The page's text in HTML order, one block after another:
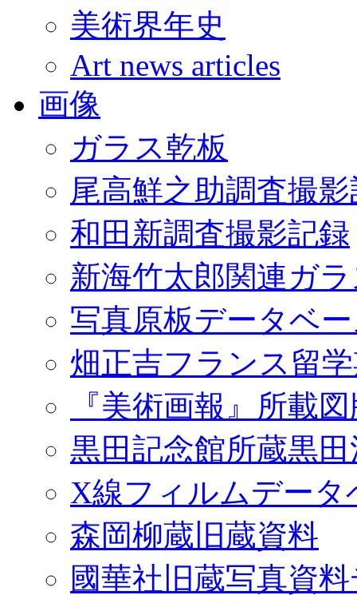
美術界年史
Art news articles
画像
ガラス乾板
尾高鮮之助調査撮
和田新調査撮影記録
新海竹太郎関連ガ
写真原板データベ
畑正吉フランス留
『美術画報』所載
黒田記念館所蔵黒
X線フィルムデータ
森岡柳蔵旧蔵資料
國華社旧蔵写真資